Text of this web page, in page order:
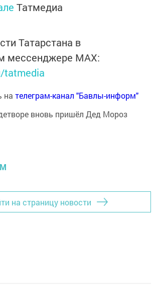
Татмедиа
Татарстана в
мессенджере MАХ:
tatmedia
на телеграм-канал "Бавлы-информ"
на страницу новости